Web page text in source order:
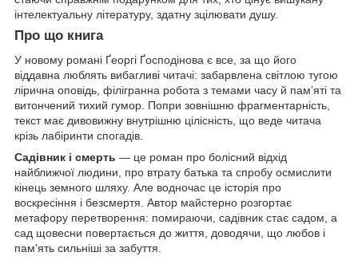
інтелектуальну літературу, здатну зцілювати душу.
Про що книга
У новому романі Ґеоргі Ґосподінова є все, за що його
віддавна люблять вибагливі читачі: забарвлена світлою тугою
лірична оповідь, філігранна робота з темами часу й пам’яті та
витончений тихий гумор. Попри зовнішню фрагментарність,
текст має дивовижну внутрішню цілісність, що веде читача
крізь лабіринти спогадів.
Садівник і смерть — це роман про болісний відхід
найближчої людини, про втрату батька та спробу осмислити
кінець земного шляху. Але водночас це історія про
воскресіння і безсмертя. Автор майстерно розгортає
метафору перетворення: помираючи, садівник стає садом, а
сад щовесни повертається до життя, доводячи, що любов і
пам'ять сильніші за забуття.